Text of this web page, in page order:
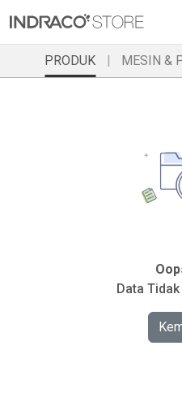
PRODUK MESIN &
Data